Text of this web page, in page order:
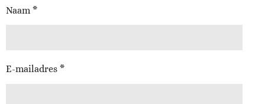
Naam *
E-mailadres *